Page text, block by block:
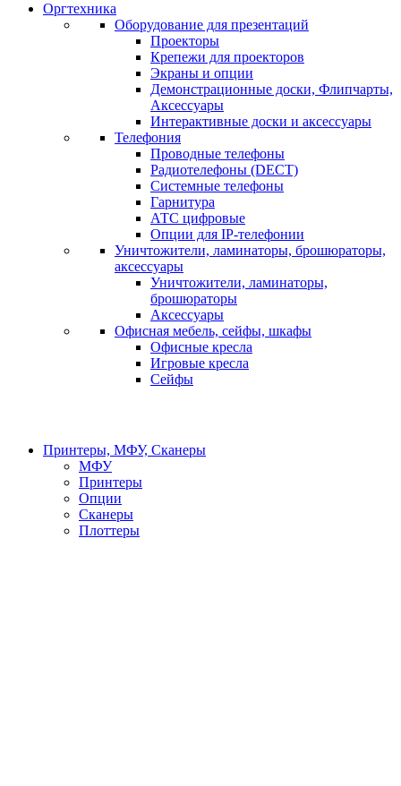
Оргтехника
Оборудование для презентаций
Проекторы
Крепежи для проекторов
Экраны и опции
Демонстрационные доски, Флипчарты,
Аксессуары
Интерактивные доски и аксессуары
Телефония
Проводные телефоны
Радиотелефоны (DECT)
Системные телефоны
Гарнитура
АТС цифровые
Опции для IP-телефонии
Уничтожители, ламинаторы, брошюраторы,
аксессуары
Уничтожители, ламинаторы,
брошюраторы
Аксессуары
Офисная мебель, сейфы, шкафы
Офисные кресла
Игровые кресла
Сейфы
Принтеры, МФУ, Сканеры
МФУ
Принтеры
Опции
Сканеры
Плоттеры